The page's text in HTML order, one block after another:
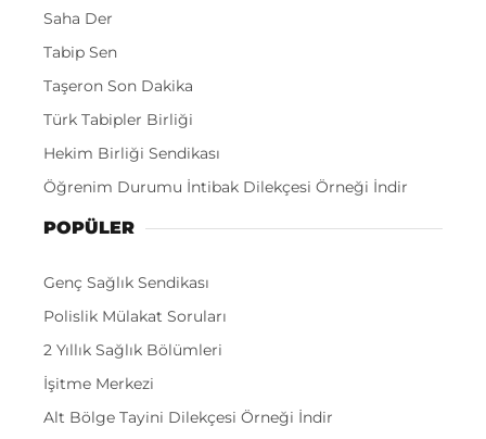
Saha Der
Tabip Sen
Taşeron Son Dakika
Türk Tabipler Birliği
Hekim Birliği Sendikası
Öğrenim Durumu İntibak Dilekçesi Örneği İndir
POPÜLER
Genç Sağlık Sendikası
Polislik Mülakat Soruları
2 Yıllık Sağlık Bölümleri
İşitme Merkezi
Alt Bölge Tayini Dilekçesi Örneği İndir